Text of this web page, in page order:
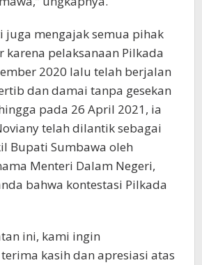
juga mengajak semua pihak
karena pelaksanaan Pilkada
2020 lalu telah berjalan
dan damai tanpa gesekan
pada 26 April 2021, ia
telah dilantik sebagai
Bupati Sumbawa oleh
Menteri Dalam Negeri,
bahwa kontestasi Pilkada
ini, kami ingin
kasih dan apresiasi atas